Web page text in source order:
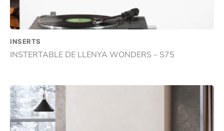
INSERTS
INSTERTABLE DE LLENYA WONDERS – S75